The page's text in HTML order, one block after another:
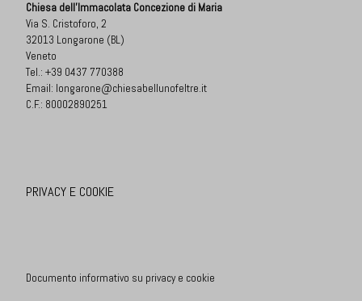
Chiesa dell'Immacolata Concezione di Maria
Via S. Cristoforo, 2
32013 Longarone (BL)
Veneto
Tel.: +39 0437 770388
Email: longarone@chiesabellunofeltre.it
C.F.: 80002890251
PRIVACY E COOKIE
Documento informativo su privacy e cookie